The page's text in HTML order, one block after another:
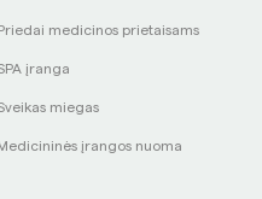
medicinos prietaisams
įranga
miegas
įrangos nuoma